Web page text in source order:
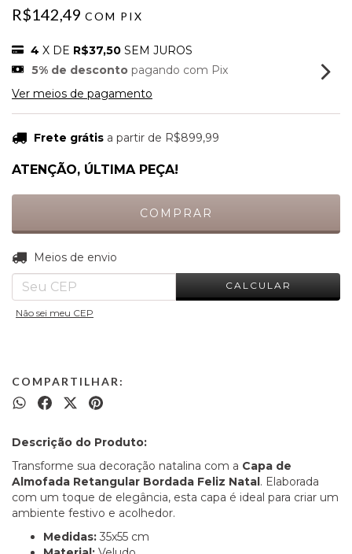
R$142,49 COM PIX
4 X DE R$37,50 SEM JUROS
5% de desconto pagando com Pix
Ver meios de pagamento
Frete grátis a partir de R$899,99
ATENÇÃO, ÚLTIMA PEÇA!
Entregas para o CEP:
Meios de envio
CALCULAR
Não sei meu CEP
COMPARTILHAR:
Descrição do Produto:
Transforme sua decoração natalina com a Capa de
Almofada Retangular Bordada Feliz Natal. Elaborada
com um toque de elegância, esta capa é ideal para criar um
ambiente festivo e acolhedor.
Medidas: 35x55 cm